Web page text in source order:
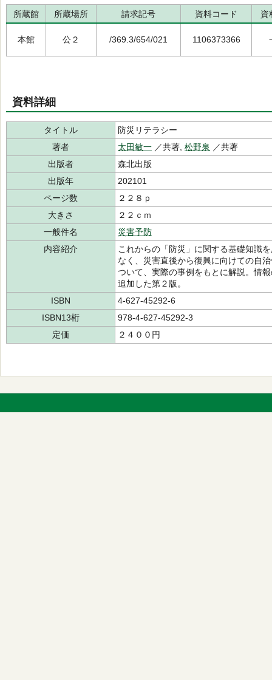
所蔵館 所蔵場所 請求記号 資料コード 資
本館 公２ /369.3/654/021 1106373366
資料詳細
タイトル
防災リテラシー
著者
太田敏一 ／共著, 松野泉 ／共著
出版者
森北出版
出版年
202101
ページ数
２２８ｐ
大きさ
２２ｃｍ
一般件名
災害予防
内容紹介
これからの「防災」に関する基礎知識
なく、災害直後から復興に向けての自
ついて、実際の事例をもとに解説。情
追加した第２版。
ISBN
4-627-45292-6
ISBN13桁
978-4-627-45292-3
定価
２４００円